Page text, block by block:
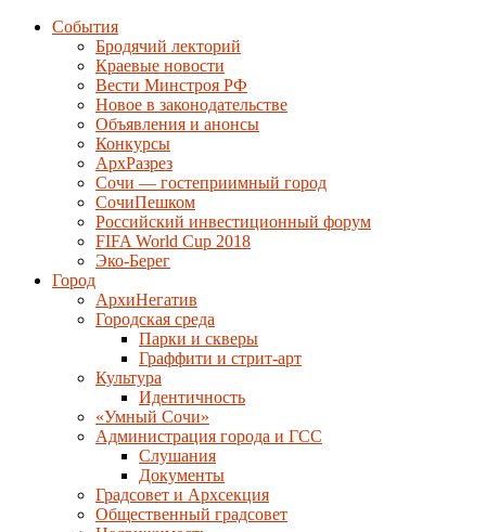
События
Бродячий лекторий
Краевые новости
Вести Минстроя РФ
Новое в законодательстве
Объявления и анонсы
Конкурсы
АрхРазрез
Сочи — гостеприимный город
СочиПешком
Российский инвестиционный форум
FIFA World Cup 2018
Эко-Берег
Город
АрхиНегатив
Городская среда
Парки и скверы
Граффити и стрит-арт
Культура
Идентичность
«Умный Сочи»
Администрация города и ГСС
Слушания
Документы
Градсовет и Архсекция
Общественный градсовет